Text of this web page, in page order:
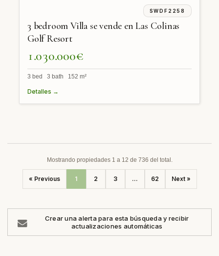
SWDF2258
3 bedroom Villa se vende en Las Colinas
Golf Resort
1.030.000€
3 bed 3 bath 152 m²
Detalles →
Mostrando propiedades 1 a 12 de 736 del total.
« Previous 1 2 3 ... 62 Next »
Crear una alerta para esta búsqueda y recibir
actualizaciones automáticas